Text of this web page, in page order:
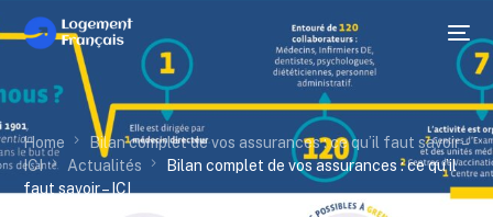
Home
Bilan complet de vos assurances : ce qu’il faut savoir –
ICI
Actualités
Bilan complet de vos assurances : ce qu’il
faut savoir – ICI